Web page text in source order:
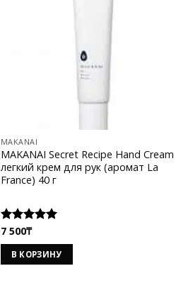
MAKANAI
MAKANAI Secret Recipe Hand Cream
легкий крем для рук (аромат La
France) 40 г
Оценка
5.00из 5
7 500₸
В КОРЗИНУ